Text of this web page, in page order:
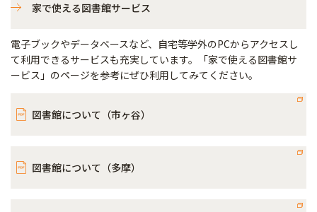
家で使える図書館サービス
電子ブックやデータベースなど、自宅等学外のPCからアクセスし
て利用できるサービスも充実しています。「家で使える図書館サ
ービス」のページを参考にぜひ利用してみてください。
図書館について（市ヶ谷）
図書館について（多摩）